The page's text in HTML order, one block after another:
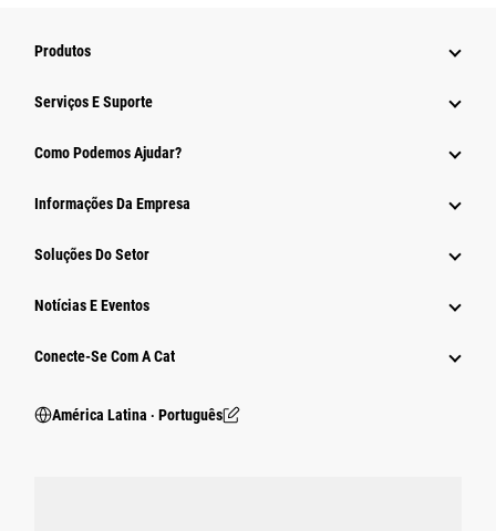
Produtos
Serviços E Suporte
Como Podemos Ajudar?
Informações Da Empresa
Soluções Do Setor
Notícias E Eventos
Conecte-Se Com A Cat
América Latina ‧ Português